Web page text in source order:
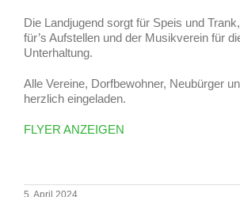
Die Landjugend sorgt für Speis und
für’s Aufstellen und der Musikverein für
Unterhaltung.
Alle Vereine, Dorfbewohner, Neubürger
herzlich eingeladen.
FLYER ANZEIGEN
5. April 2024